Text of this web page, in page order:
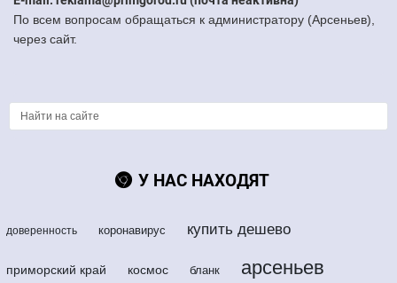
По всем вопросам обращаться к администратору (Арсеньев),
через сайт.
У НАС НАХОДЯТ
доверенность коронавирус купить дешево
приморский край космос бланк арсеньев